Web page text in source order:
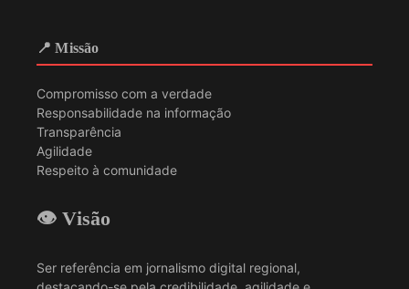
📍 Missão
Compromisso com a verdade
Responsabilidade na informação
Transparência
Agilidade
Respeito à comunidade
👁️ Visão
Ser referência em jornalismo digital regional,